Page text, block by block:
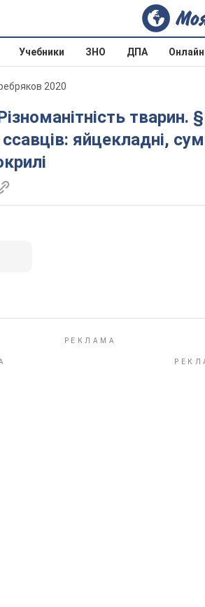
Учебники ЗНО ДПА
2020
ссавців: яйцекладні,